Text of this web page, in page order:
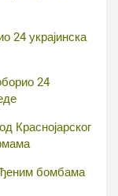
24 украјинска
24
Краснојарског
бомбама